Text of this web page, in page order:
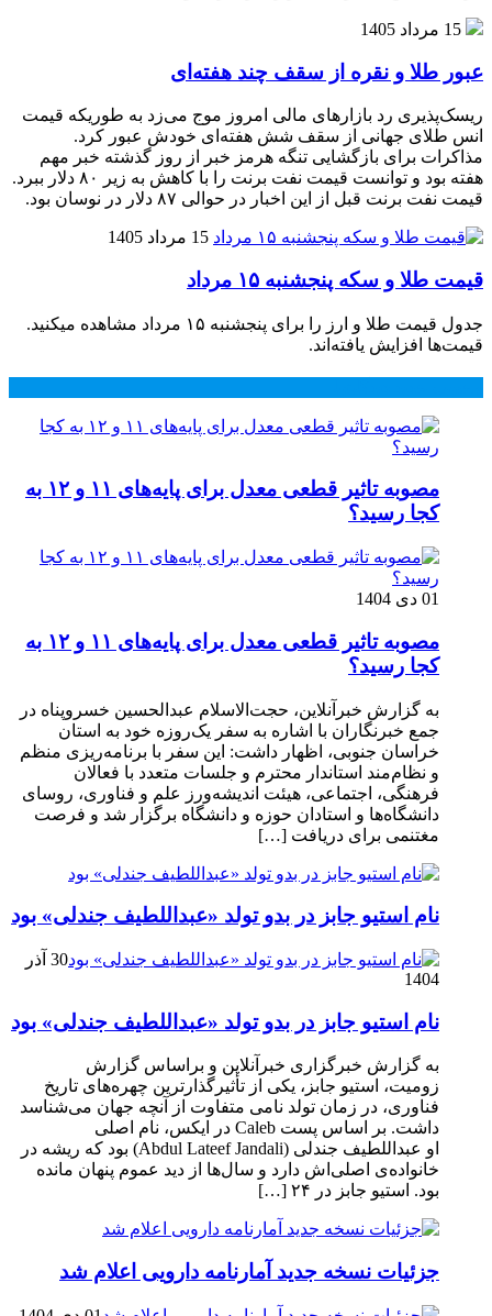
15 مرداد 1405
عبور طلا و نقره از سقف چند هفته‌ای
ریسک‌پذیری رد بازارهای مالی امروز موج می‌زد به طوریکه قیمت
انس طلای جهانی از سقف شش هفته‌ای خودش عبور کرد.
مذاکرات برای بازگشایی تنگه هرمز خبر از روز گذشته خبر مهم
هفته بود و توانست قیمت نفت برنت را با کاهش به زیر ۸۰ دلار ببرد.
قیمت نفت برنت قبل از این اخبار در حوالی ۸۷ دلار در نوسان بود.
15 مرداد 1405
قیمت طلا و سکه پنجشنبه ۱۵ مرداد
جدول قیمت طلا و ارز را برای پنجشنبه ۱۵ مرداد مشاهده میکنید.
قیمت‌ها افزایش یافته‌اند.
مصوبه تاثیر قطعی معدل برای پایه‌های ۱۱ و ۱۲ به
کجا رسید؟
01 دی 1404
مصوبه تاثیر قطعی معدل برای پایه‌های ۱۱ و ۱۲ به
کجا رسید؟
به گزارش خبرآنلاین، حجت‌الاسلام عبدالحسین خسروپناه در
جمع خبرنگاران با اشاره به سفر یک‌روزه خود به استان
خراسان جنوبی، اظهار داشت: این سفر با برنامه‌ریزی منظم
و نظام‌مند استاندار محترم و جلسات متعدد با فعالان
فرهنگی، اجتماعی، هیئت اندیشه‌ورز علم و فناوری، روسای
دانشگاه‌ها و استادان حوزه و دانشگاه برگزار شد و فرصت
مغتنمی برای دریافت […]
نام استیو جابز در بدو تولد «عبداللطیف جندلی» بود
30 آذر
1404
نام استیو جابز در بدو تولد «عبداللطیف جندلی» بود
به گزارش خبرگزاری خبرآنلاین و براساس گزارش
زومیت، استیو جابز، یکی از تأثیرگذارترین چهره‌های تاریخ
فناوری، در زمان تولد نامی متفاوت از آنچه جهان می‌شناسد
داشت. بر اساس پست Caleb در ایکس، نام اصلی
او عبداللطیف جندلی (Abdul Lateef Jandali) بود که ریشه در
خانواده‌ی اصلی‌اش دارد و سال‌ها از دید عموم پنهان مانده
بود. استیو جابز در ۲۴ […]
جزئیات نسخه جدید آمارنامه دارویی اعلام شد